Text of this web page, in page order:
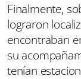
Finalmente,
lograron
encontraban
su
tenían